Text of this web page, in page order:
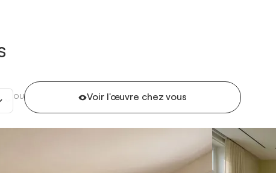
OU Voir l'œuvre chez vous